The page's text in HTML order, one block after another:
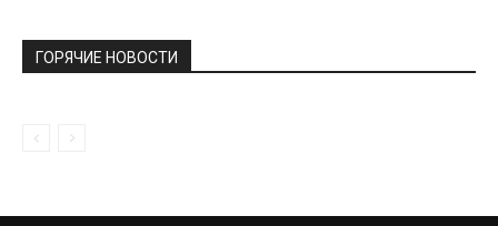
ГОРЯЧИЕ НОВОСТИ